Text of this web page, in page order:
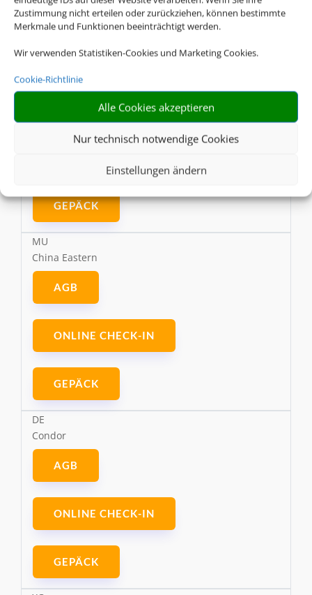
Zustimmung nicht erteilen oder zurückziehen, können bestimmte
Merkmale und Funktionen beeinträchtigt werden.
Wir verwenden Statistiken-Cookies und Marketing Cookies.
Cookie-Richtlinie
Alle Cookies akzeptieren
Nur technisch notwendige Cookies
Einstellungen ändern
GEPÄCK
Cathay Pacific
GEPÄCK
MU
China Eastern
AGB
ONLINE CHECK-IN
GEPÄCK
DE
Condor
AGB
ONLINE CHECK-IN
GEPÄCK